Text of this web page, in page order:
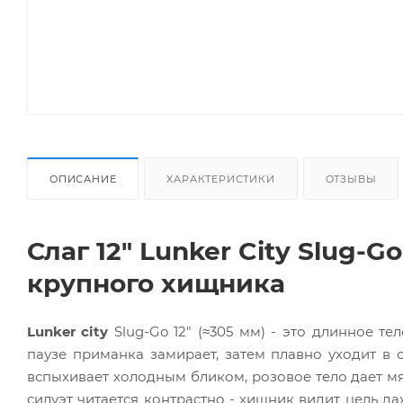
ОПИСАНИЕ ХАРАКТЕРИСТИКИ ОТЗЫВЫ
Слаг 12" Lunker City Slug-
крупного хищника
Lunker city Slug-Go 12" (≈305 мм) - это длинное
паузе приманка замирает, затем плавно уходит
вспыхивает холодным бликом, розовое тело дает
силуэт читается контрастно - хищник видит цель